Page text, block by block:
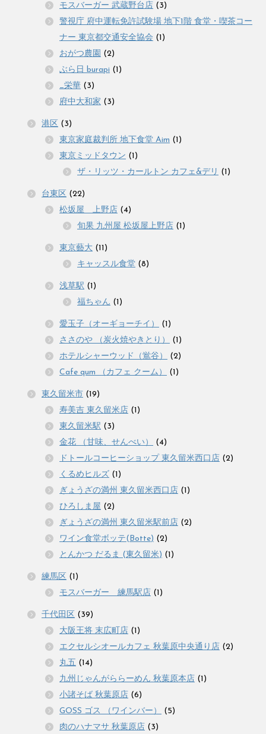
モスバーガー 武蔵野台店 (3)
警視庁 府中運転免許試験場 地下1階 食堂・喫茶コー
ナー 東京都交通安全協会 (1)
おがつ農園 (2)
ぶら日 burapi (1)
_栄華 (3)
府中大和家 (3)
港区 (3)
東京家庭裁判所 地下食堂 Aim (1)
東京ミッドタウン (1)
ザ・リッツ・カールトン カフェ&デリ (1)
台東区 (22)
松坂屋 上野店 (4)
旬果 九州屋 松坂屋上野店 (1)
東京藝大 (11)
キャッスル食堂 (8)
浅草駅 (1)
福ちゃん (1)
愛玉子（オーギョーチイ）
(1)
ささのや （炭火焼やきとり）
(1)
ホテルシャーウッド（鴬谷）
(2)
Cafe qum （カフェ クーム）
(1)
東久留米市 (19)
寿美吉 東久留米店 (1)
東久留米駅 (3)
金花 （甘味、せんべい）
(4)
ドトールコーヒーショップ 東久留米西口店 (2)
くるめヒルズ (1)
ぎょうざの満州 東久留米西口店 (1)
ひろしま屋 (2)
ぎょうざの満州 東久留米駅前店 (2)
ワイン食堂ボッテ(Botte) (2)
とんかつ だるま (東久留米) (1)
練馬区 (1)
モスバーガー 練馬駅店 (1)
千代田区 (39)
大阪王将 末広町店 (1)
エクセルシオールカフェ 秋葉原中央通り店 (2)
丸五 (14)
九州じゃんがららーめん 秋葉原本店 (1)
小諸そば 秋葉原店 (6)
GOSS ゴス （ワインバー）
(5)
肉のハナマサ 秋葉原店 (3)